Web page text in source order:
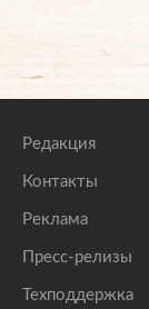
Редакция
Контакты
Реклама
Пресс-релизы
Техподдержка